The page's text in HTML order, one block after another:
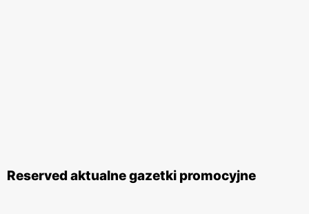
Reserved aktualne gazetki promocyjne